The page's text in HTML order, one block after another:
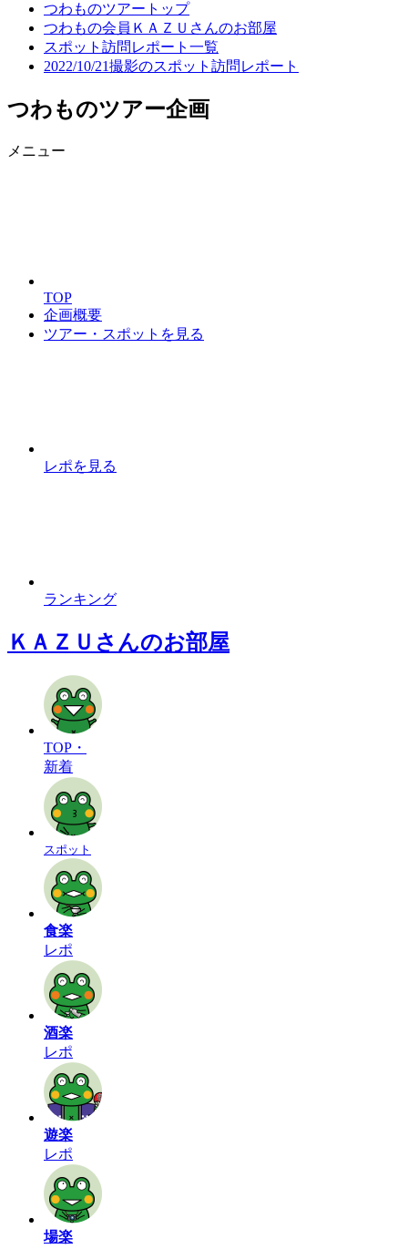
つわものツアートップ
つわもの会員ＫＡＺＵさんのお部屋
スポット訪問レポート一覧
2022/10/21撮影のスポット訪問レポート
つわものツアー企画
メニュー
TOP
企画概要
ツアー・スポットを見る
レポを見る
ランキング
ＫＡＺＵさんのお部屋
TOP・
新着
スポット
食楽
レポ
酒楽
レポ
遊楽
レポ
場楽